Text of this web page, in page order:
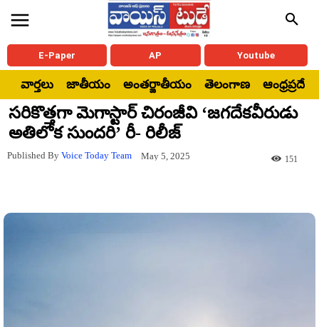
E-Paper AP Youtube
వార్తలు జాతీయం అంతర్జాతీయం తెలంగాణ ఆంధ్రప్రదేశ్
సరికొత్తగా మెగాస్టార్ చిరంజీవి ‘జగదేకవీరుడు
అతిలోక సుందరి’ రీ- రిలీజ్
Published By Voice Today Team May 5, 2025 151